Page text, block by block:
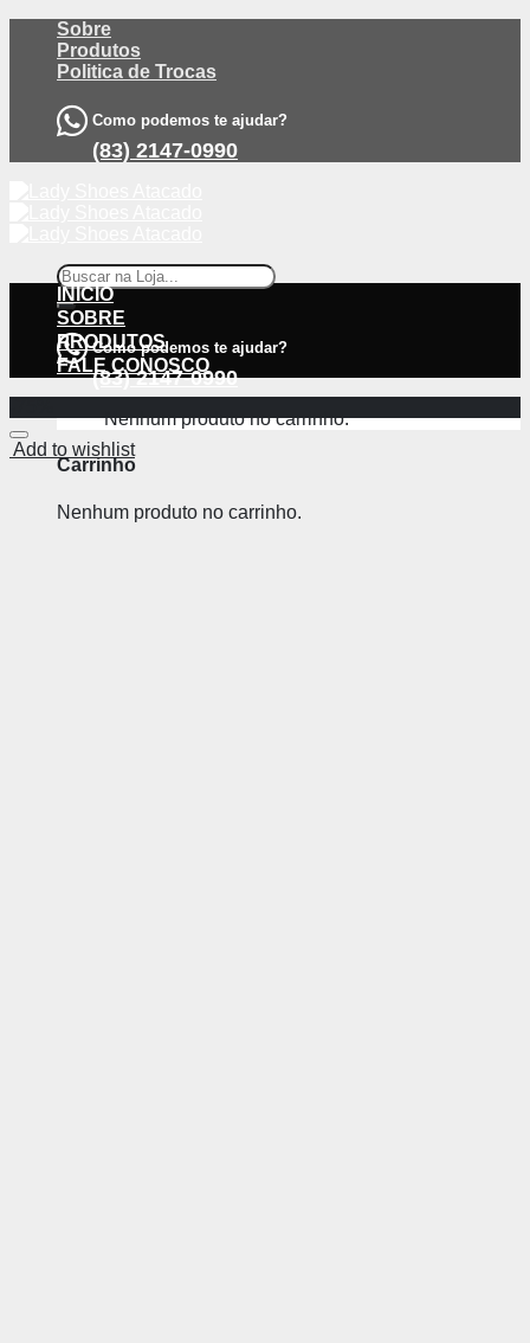
content
Sobre
Produtos
Politica de Trocas
Como podemos te ajudar?
(83) 2147-0990
Pesquisar
por:
Como podemos te ajudar?
(83) 2147-0990
Nenhum produto no carrinho.
Carrinho
Nenhum produto no carrinho.
INÍCIO
SOBRE
PRODUTOS
FALE CONOSCO
Add to wishlist